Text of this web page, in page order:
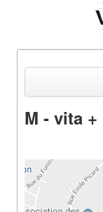
Parcours
M - vita